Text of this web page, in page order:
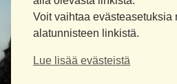
Voit vaihtaa evästeasetuksia
alatunnisteen linkistä.
Lue lisää evästeistä